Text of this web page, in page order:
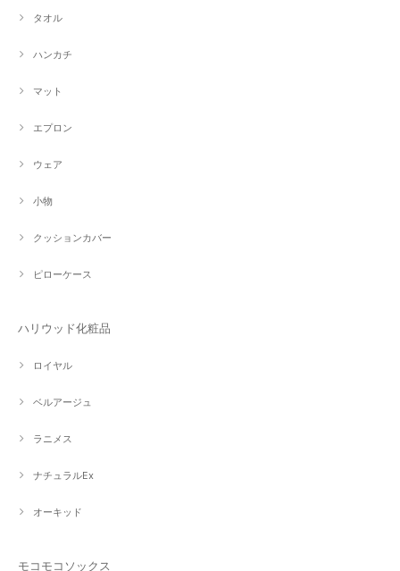
タオル
ハンカチ
マット
エプロン
ウェア
小物
クッションカバー
ピローケース
ハリウッド化粧品
ロイヤル
ベルアージュ
ラニメス
ナチュラルEx
オーキッド
モコモコソックス